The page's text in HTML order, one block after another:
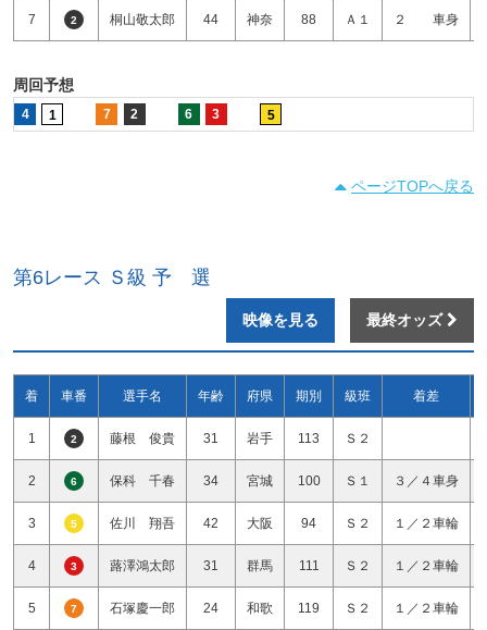
7 2 桐山敬太郎 44 神奈 88 Ａ１ ２ 車身
周回予想
4 1 7 2 6 3 5
ページTOPへ戻る
第6レース Ｓ級 予 選
映像を見る 最終オッズ
着 車番 選手名 年齢 府県 期別 級班 着差
1 2 藤根 俊貴 31 岩手 113 Ｓ２
2 6 保科 千春 34 宮城 100 Ｓ１ ３／４車身
3 5 佐川 翔吾 42 大阪 94 Ｓ２ １／２車輪
4 3 蕗澤鴻太郎 31 群馬 111 Ｓ２ １／２車輪
5 7 石塚慶一郎 24 和歌 119 Ｓ２ １／２車輪